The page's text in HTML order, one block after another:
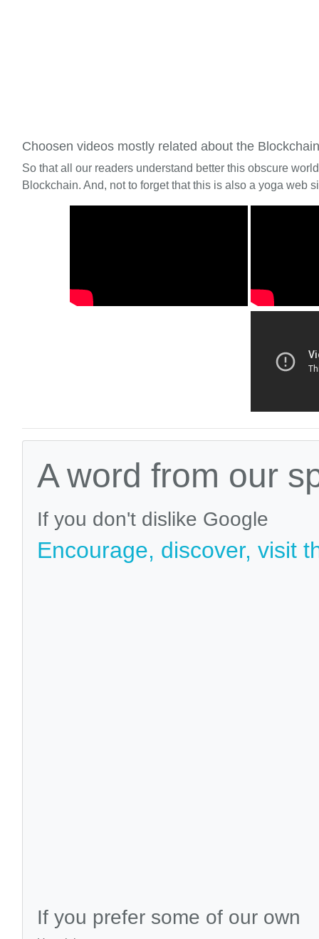
Choosen videos mostly related about the Blockchain
So that all our readers understand better this obscure
Blockchain. And, not to forget that this is also a yoga web
A word from our
If you don't dislike Google
Encourage, discover, visit
If you prefer some of our own